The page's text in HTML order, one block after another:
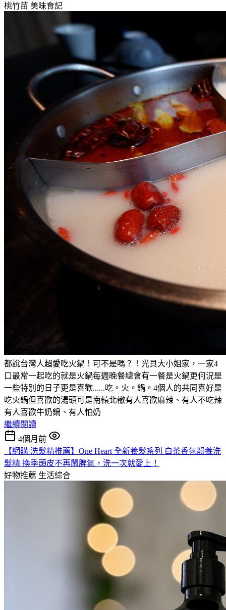
桃竹苗 美味食記
都說台灣人超愛吃火鍋！可不是嗎？！光貝大小姐家，一家4
口最常一起吃的就是火鍋每週晚餐總會有一餐是火鍋更何況是
一些特別的日子更是喜歡......吃。火。鍋。4個人的共同喜好是
吃火鍋但喜歡的湯頭可是南轅北轍有人喜歡麻辣、有人不吃辣
有人喜歡牛奶鍋、有人怕奶
繼續閱讀
4個月前
【網購 洗髮精推薦】One Heart 全新養髮系列 白茶香氛韻養洗
髮精 換季頭皮不再鬧脾氣，洗一次就愛上！
好物推薦 生活綜合